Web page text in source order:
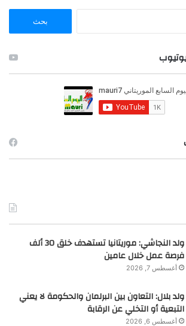
ن
:
ولد النجاشي: موريتانيا تستهدف خلق 30 ألف
فرصة عمل خلال عامين
أغسطس 7, 2026
ولد بلال: التعاون بين البرلمان والحكومة لا يعني
التبعية أو التخلي عن الرقابة
أغسطس 6, 2026